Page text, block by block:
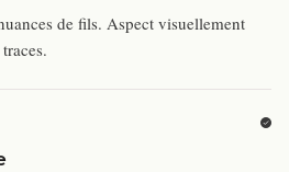
de fils. Aspect visuellement